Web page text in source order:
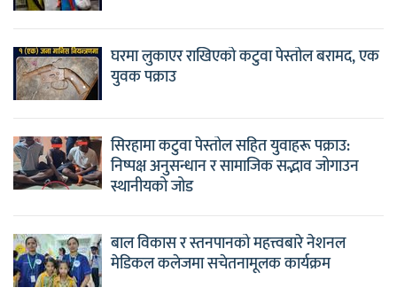
घरमा लुकाएर राखिएको कटुवा पेस्तोल बरामद, एक
युवक पक्राउ
सिरहामा कटुवा पेस्तोल सहित युवाहरू पक्राउ:
निष्पक्ष अनुसन्धान र सामाजिक सद्भाव जोगाउन
स्थानीयको जोड
बाल विकास र स्तनपानको महत्त्वबारे नेशनल
मेडिकल कलेजमा सचेतनामूलक कार्यक्रम